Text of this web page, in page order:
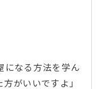
になる方法を学ん
がいいですよ」